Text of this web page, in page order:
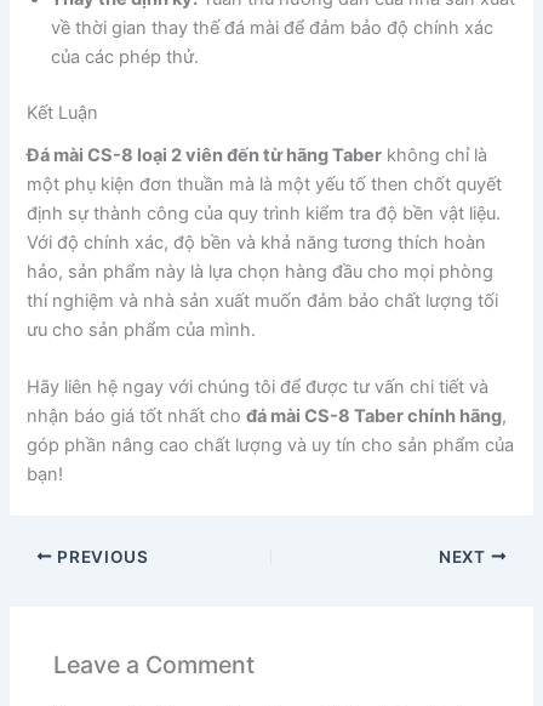
về thời gian thay thế đá mài để đảm bảo độ chính xác
của các phép thử.
Kết Luận
Đá mài CS-8 loại 2 viên đến từ hãng Taber không chỉ là
một phụ kiện đơn thuần mà là một yếu tố then chốt quyết
định sự thành công của quy trình kiểm tra độ bền vật liệu.
Với độ chính xác, độ bền và khả năng tương thích hoàn
hảo, sản phẩm này là lựa chọn hàng đầu cho mọi phòng
thí nghiệm và nhà sản xuất muốn đảm bảo chất lượng tối
ưu cho sản phẩm của mình.
Hãy liên hệ ngay với chúng tôi để được tư vấn chi tiết và
nhận báo giá tốt nhất chođá mài CS-8 Taber chính hãng,
góp phần nâng cao chất lượng và uy tín cho sản phẩm của
bạn!
PREVIOUS NEXT
Leave a Comment